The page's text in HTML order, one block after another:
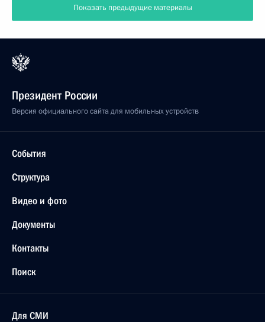
Показать предыдущие материалы
Президент России
Версия официального сайта для мобильных устройств
События
Структура
Видео и фото
Документы
Контакты
Поиск
Для СМИ